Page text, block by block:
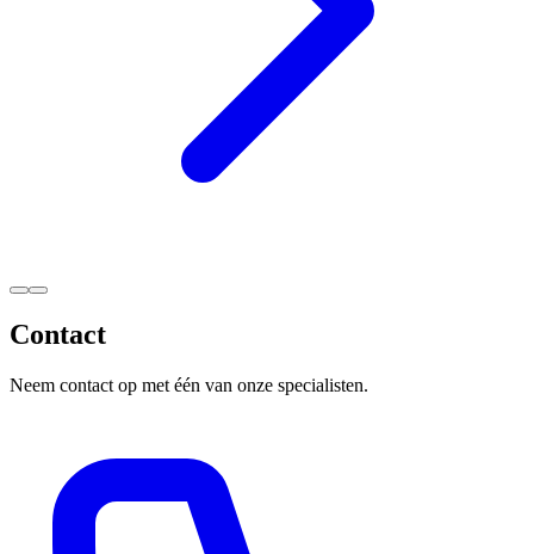
Contact
Neem contact op met één van onze specialisten.